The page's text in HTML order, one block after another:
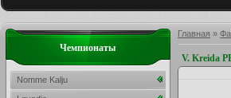
Главная »
V. Kreida
Чемпионаты
Nomme Kalju